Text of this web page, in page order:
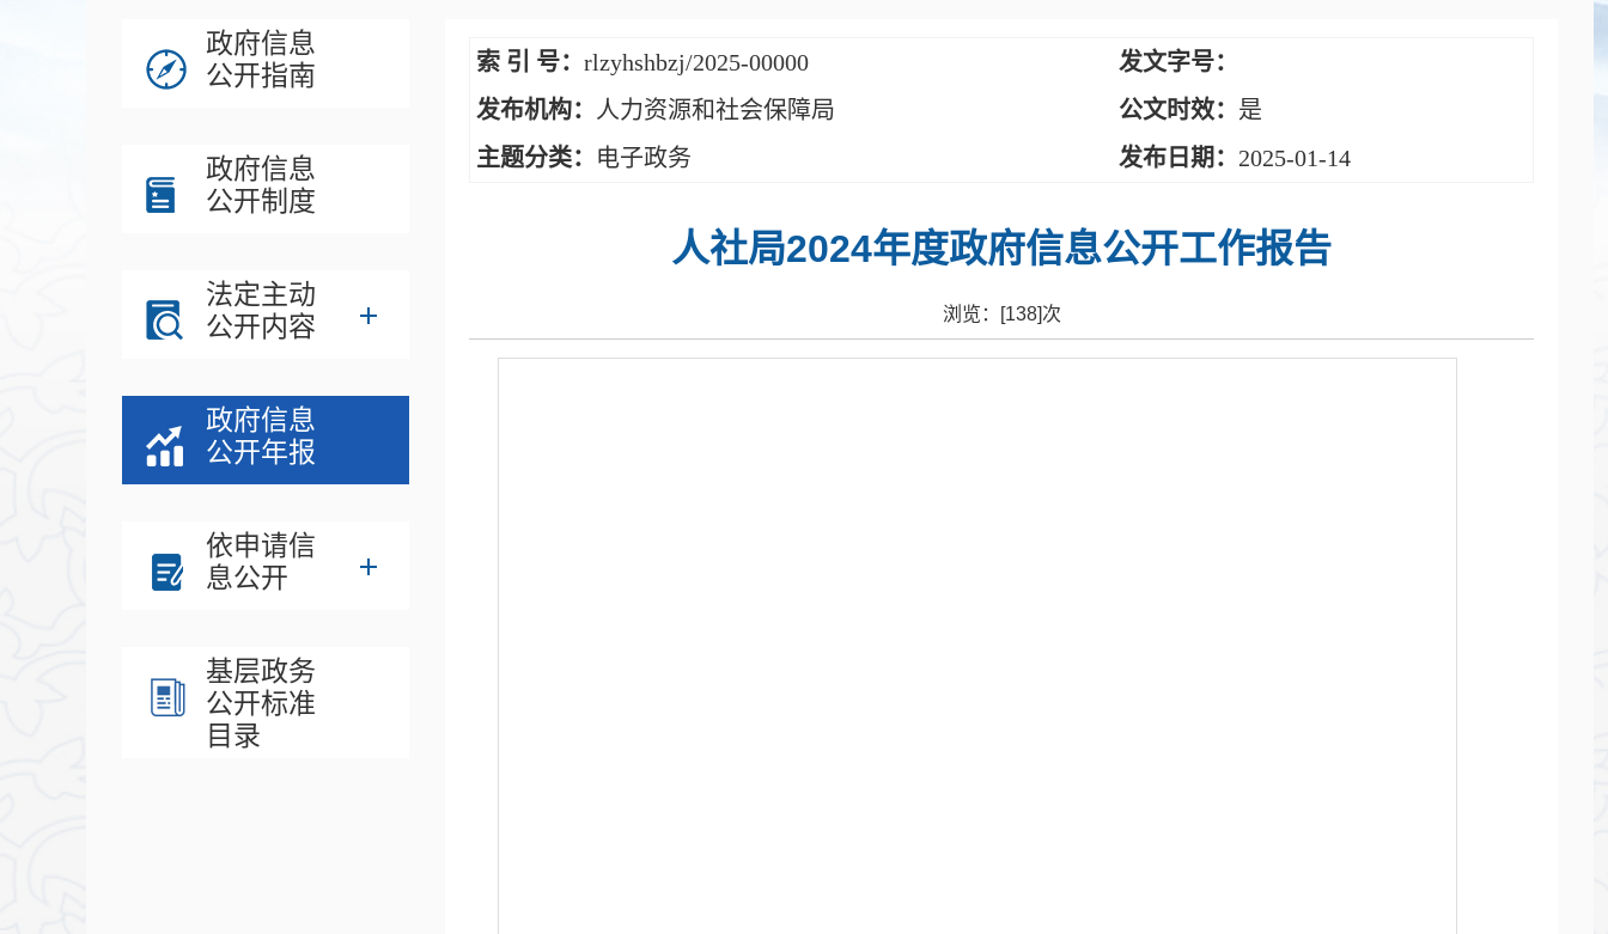
政府信息
公开指南
政府信息
公开制度
法定主动
公开内容
政府信息
公开年报
依申请信
息公开
基层政务
公开标准
目录
索 引 号： rlzyhshbzj/2025-00000
发文字号：
发布机构： 人力资源和社会保障局 公文时效： 是
主题分类： 电子政务 发布日期： 2025-01-14
人社局2024年度政府信息公开工作报告
浏览：[138]次